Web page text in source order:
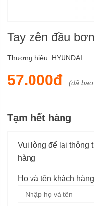
Tay zên đầu
Thương hiệu: HYUNDAI
57.000đ (đã bao
Tạm hết hàng
Vui lòng để lại thông
hàng
Họ và tên khách hàng